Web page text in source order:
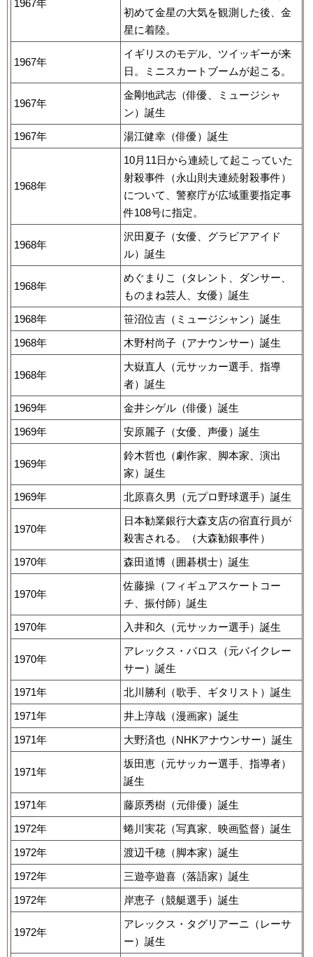
1967年
初めて金星の大気を観測した後、金
星に着陸。
1967年
イギリスのモデル、ツイッギーが来
日。ミニスカートブームが起こる。
1967年
金剛地武志（俳優、ミュージシャ
ン）誕生
1967年
湯江健幸（俳優）誕生
1968年
10月11日から連続して起こっていた
射殺事件（永山則夫連続射殺事件）
について、警察庁が広域重要指定事
件108号に指定。
1968年
沢田夏子（女優、グラビアアイド
ル）誕生
1968年
めぐまりこ（タレント、ダンサー、
ものまね芸人、女優）誕生
1968年
笹沼位吉（ミュージシャン）誕生
1968年
木野村尚子（アナウンサー）誕生
1968年
大嶽直人（元サッカー選手、指導
者）誕生
1969年
金井シゲル（俳優）誕生
1969年
安原麗子（女優、声優）誕生
1969年
鈴木哲也（劇作家、脚本家、演出
家）誕生
1969年
北原喜久男（元プロ野球選手）誕生
1970年
日本勧業銀行大森支店の宿直行員が
殺害される。（大森勧銀事件）
1970年
森田道博（囲碁棋士）誕生
1970年
佐藤操（フィギュアスケートコー
チ、振付師）誕生
1970年
入井和久（元サッカー選手）誕生
1970年
アレックス・バロス（元バイクレー
サー）誕生
1971年
北川勝利（歌手、ギタリスト）誕生
1971年
井上淳哉（漫画家）誕生
1971年
大野済也（NHKアナウンサー）誕生
1971年
坂田恵（元サッカー選手、指導者）
誕生
1971年
藤原秀樹（元俳優）誕生
1972年
蜷川実花（写真家、映画監督）誕生
1972年
渡辺千穂（脚本家）誕生
1972年
三遊亭遊喜（落語家）誕生
1972年
岸恵子（競艇選手）誕生
1972年
アレックス・タグリアーニ（レーサ
ー）誕生